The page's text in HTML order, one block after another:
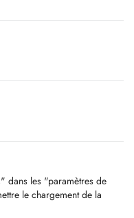
dans les "paramètres de
le chargement de la